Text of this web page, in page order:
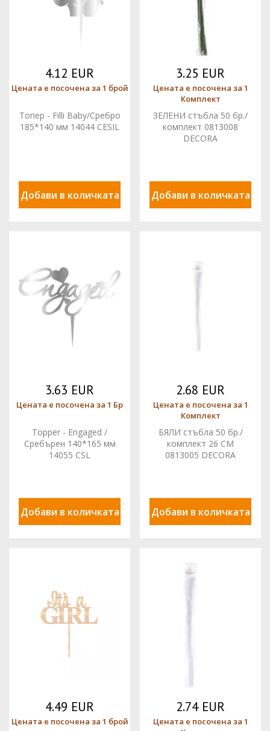
4.12 EUR
Цената е посочена за 1 брой
Топер - Filli Baby/Сребро
185*140 мм 14044 CESIL
Добави в количката
3.25 EUR
Цената е посочена за 1
Комплект
ЗЕЛЕНИ стъбла 50 бр./
комплект 0813008
DECORA
Добави в количката
3.63 EUR
Цената е посочена за 1 Бр
Topper - Engaged /
Сребърен 140*165 мм
14055 CSL
Добави в количката
2.68 EUR
Цената е посочена за 1
Комплект
БЯЛИ стъбла 50 бр./
комплект 26 CM
0813005 DECORA
Добави в количката
4.49 EUR
Цената е посочена за 1 брой
2.74 EUR
Цената е посочена за 1